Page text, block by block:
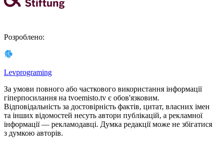
Розроблено:
Levprograming
За умови повного або часткового використання iнформацiї
гіперпосилання на tvoemisto.tv є обов'язковим.
Відповідальність за достовірність фактів, цитат, власних імен
та інших відомостей несуть автори публікацій, а рекламної
інформації — рекламодавці. Думка редакцiї може не збiгатися
з думкою авторiв.